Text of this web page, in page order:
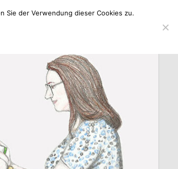
Sie der Verwendung dieser Cookies zu.